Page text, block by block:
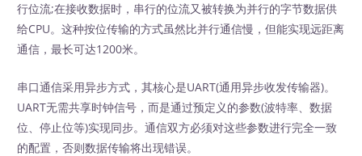
行位流;在接收数据时，串行的位流又被转换为并行的字节数据供
给CPU。这种按位传输的方式虽然比并行通信慢，但能实现远距离
通信，最长可达1200米。
串口通信采用异步方式，其核心是UART(通用异步收发传输器)。
UART无需共享时钟信号，而是通过预定义的参数(波特率、数据
位、停止位等)实现同步。通信双方必须对这些参数进行完全一致
的配置，否则数据传输将出现错误。